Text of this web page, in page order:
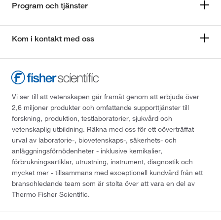
Program och tjänster
Kom i kontakt med oss
Vi ser till att vetenskapen går framåt genom att erbjuda över
2,6 miljoner produkter och omfattande supporttjänster till
forskning, produktion, testlaboratorier, sjukvård och
vetenskaplig utbildning. Räkna med oss för ett oöverträffat
urval av laboratorie-, biovetenskaps-, säkerhets- och
anläggningsförnödenheter - inklusive kemikalier,
förbrukningsartiklar, utrustning, instrument, diagnostik och
mycket mer - tillsammans med exceptionell kundvård från ett
branschledande team som är stolta över att vara en del av
Thermo Fisher Scientific.